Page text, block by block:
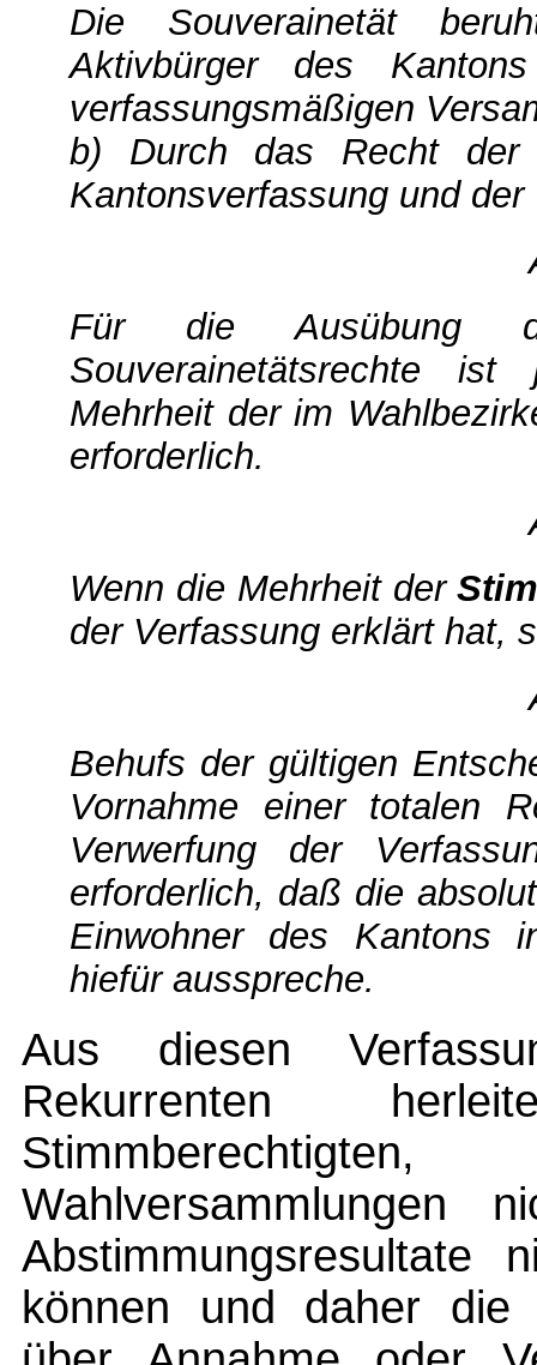
Die Souverainetät
Aktivbürger des
verfassungsmäßigen
b) Durch das Recht der
Kantonsverfassung und
Für die Ausübung
Souverainetätsrechte
Mehrheit der im
erforderlich.
Wenn die Mehrheit der
der Verfassung erklärt hat,
Behufs der gültigen
Vornahme einer totalen
Verwerfung der
erforderlich, daß die
Einwohner des Kantons
hiefür ausspreche.
Aus diesen
Rekurrenten
Wahlversammlungen
Abstimmungsresultate
können und daher die